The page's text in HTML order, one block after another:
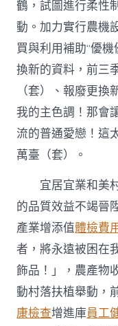
鶴，試圖進行柔性
動。加力實行農機
買與利用補助“優機
換新的資料，前三
（套）、報廢更
我的主色調！那會
流的普通愛戀！這
萬臺（套）。
宜居宜業和美
的品質效益不竭晉
產業增添值體檢費
者，將永遠被困在
飾品！」，農產物
動村落扶植舉動，
康檢查增進庫員工